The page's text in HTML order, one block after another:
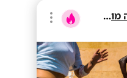
Adidas - אלקטרה מוצרי צריכה